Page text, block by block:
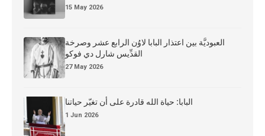
15 May 2026
العبوديَّة بين اعتذار البابا لاوُن الرابع عشر وصرخة
القدِّيس شارل دي فوكو
27 May 2026
البابا: حياة الله قادرة على أن تغيّر حياتنا
1 Jun 2026